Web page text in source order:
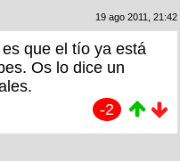
19 ago 2011, 21:42
que el tío ya está
Os lo dice un
-2